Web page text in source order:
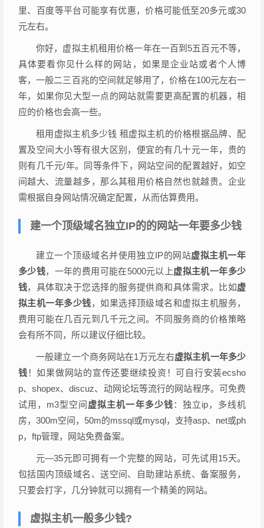
里、百度等平台可能享有优惠，价格可能低至20多元或30
元左右。
你好，虚拟主机租用价格一年在一百到5五百元不等，
具体要看你见什么样的网站，如果是企业站或者个人博
客，一般二三百兆的空间就足够用了，价格在100元左右一
年，如果你见大型一点的网站就需要更高配置的机器，相
应的价格也会高一些。
租用虚拟主机多少钱 租虚拟主机的价格根据品牌、配
置及空间大小等有很大区别，便宜的有几十元一年，贵的
则有几千元/年。同等条件下，网站空间的配置越好，如空
间越大、流量越多，那么其租用价格自然也就越贵。企业
需根据自身网站情况确定配置，从而估算费用。
建一个顶级域名独立IP的的网站一年要多少钱
建立一个顶级域名并使用独立IP的网站虚拟主机一年
多少钱，一年的费用可能在5000元以上虚拟主机一年多少
钱，具体取决于您选择的服务提供商和具体需求。比如虚
拟主机一年多少钱，如果选择顶级域名和虚拟主机服务，
费用可能在几百元到几千元之间。不同服务商的价格策略
会有所不同，所以建议仔细比较。
一般建立一个商务网站在1万元左右虚拟主机一年多少
钱 ！如果做网站的宣传还要继续投资！可自行安装ecsho
p、shopex、discuz、动网论坛等流行的网站程序。可免费
试用，m3型空间 虚拟主机一年多少钱：独立ip，多线机
房，300m空间，50m的mssql或mysql，支持asp、net或ph
p，ftp管理，网站免费备案。
元—35元即可拥有一个完整的网站，可先试用15天。
包括国内顶级域名、送空间、自助建站系统、备案服务，
只要会打字，几分钟就可以拥有一个精美的网站。
虚拟主机一般多少钱?